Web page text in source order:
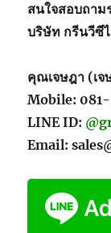
สนใจสอบถาม
บริษัท กรีนวีซี
คุณเจษฎา (เจ
Mobile:
LINE ID:
Email: